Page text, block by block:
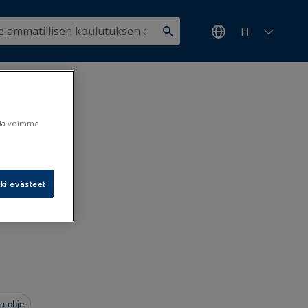
FI
ohje
voimme
evästeet